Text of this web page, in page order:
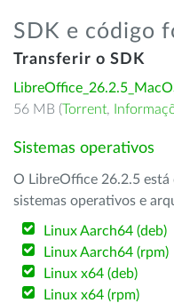
SDK e código
Transferir o SDK
56 MB (Torrent,
Sistemas operativos
O LibreOffice 26.2.5 está
sistemas operativos e
Linux Aarch64 (deb)
Linux Aarch64 (rpm)
Linux x64 (deb)
Linux x64 (rpm)